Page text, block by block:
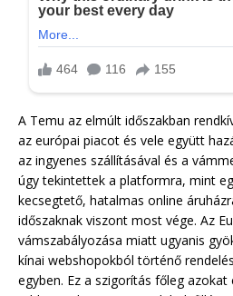
A Temu az elmúlt időszakban
az európai piacot és vele együtt
az ingyenes szállításával és a
úgy tekintettek a platformra, mint
kecsegtető, hatalmas online
időszaknak viszont most vége. Az
vámszabályozása miatt ugyanis
kínai webshopokból történő
egyben. Ez a szigorítás főleg